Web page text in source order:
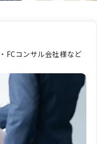
FCコンサル会社様など